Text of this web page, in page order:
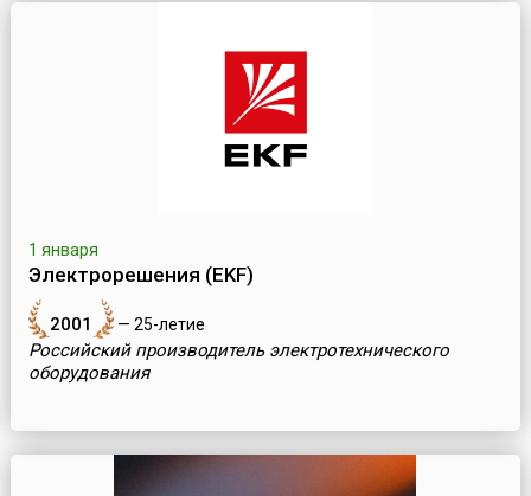
1 января
Электрорешения (EKF)
2001 — 25-летие
Российский производитель электротехнического
оборудования